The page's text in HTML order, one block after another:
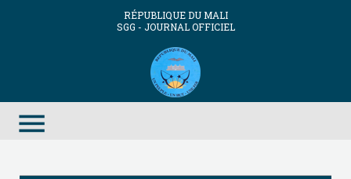
RÉPUBLIQUE DU MALI
SGG - JOURNAL OFFICIEL
menu